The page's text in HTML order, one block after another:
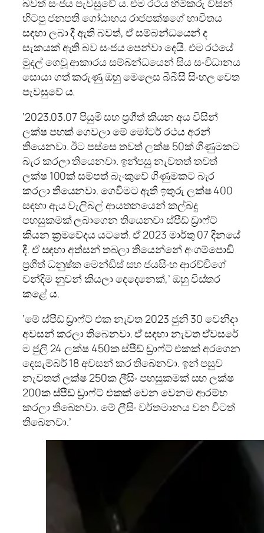
හිටපු ජනපති ගෝඨාභය රාජපක්ෂගේ භාවිතය
සඳහා ලබා දී ඇති බවත්, ඒ සම්බන්ධයෙන් ද
සැකයක් ඇති බව සංජය පෙන්වා දෙයි. එම රථයේ
මුදල් ගෙවූ ආකාරය සම්බන්ධයෙන් සිය සංවිධානය
සොයා ගත් කරුණු ඔහු මෙලෙස බීබීසී සිංහල වෙත
පැවසුවේ ය.
‘2023.03.07 පියුමි සහ ප්‍රගීත් කියන අය විසින්
ලක්ෂ පහක් ගෙවලා මේ මෝටර් රථය අරන්
තියෙනවා. ඊට පස්සෙ තවත් ලක්ෂ 50ක් ගිණුමකට
බැර කරලා තියෙනවා. ඉන්පසු නැවතත් තවත්
ලක්ෂ 100ක් සම්පත් බැංකුවේ ගිණුමකට බැර
කරලා තියෙනවා. ගෙවීමට ඇති ඉතුරු ලක්ෂ 400
සඳහා ඇය වැලිබල් ආයතනයෙන් කල්බදු
පහසුකමක් ලබාගෙන තියෙනවා ස්පීඩ් ඩ්‍රාෆ්ට්
කියන ක්‍රමවේදය යටතේ. ඒ 2023 මාර්තු 07 දිනයේ
දී. ඒ සඳහා අත්සන් තබලා තියෙන්නේ අංගම්පොඩි
ප්‍රගීත් ධනුෂ්ක මෙන්ඩිස් සහ ජයසිංහ ආරච්චිගේ
චන්දිම නුවන් කියලා දෙදෙනෙක්,’ ඔහු විස්තර
කළේ ය.
‘මේ ස්පීඩ් ඩ්‍රාෆ්ට් එක නැවත 2023 ජුනි 30 වෙනිදා
අවසන් කරලා තිබෙනවා. ඒ සඳහා නැවත ඒවසරේ
ම ජුලි 24 ලක්ෂ 450ක ස්පීඩ් ඩ්‍රාෆ්ට් එකක් අරගෙන
දෙසැම්බර් 18 අවසන් කර තිබෙනවා. ඉන් පසුව
නැවතත් ලක්ෂ 250ක ලීසිං පහසුකමක් සහ ලක්ෂ
200ක ස්පීඩ් ඩ්‍රාෆ්ට් එකක් වෙන වෙනම ආරම්භ
කරලා තිබෙනවා. මේ ලීසිං වර්තමානය වන විටත්
තිබෙනවා.’